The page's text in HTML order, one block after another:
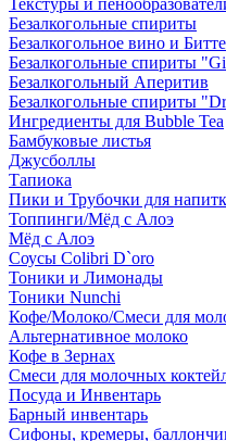
Текстуры и
Безалкогольные спириты
Безалкогольное вино и
Безалкогольные спириты
Безалкогольный Аперитив
Безалкогольные спириты
Ингредиенты для Bubble Tea
Бамбуковые листья
Джусболлы
Тапиока
Пики и Трубочки для
Топпинги/Мёд с Алоэ
Мёд с Алоэ
Соусы Colibri D`oro
Тоники и Лимонады
Тоники Nunchi
Кофе/Молоко/Смеси для
Альтернативное молоко
Кофе в Зернах
Смеси для молочных
Посуда и Инвентарь
Барный инвентарь
Сифоны, кремеры,